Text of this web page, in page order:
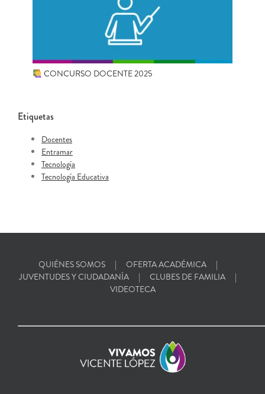
CONCURSO DOCENTE 2025
Etiquetas
Docentes
Entramar
Tecnología
Tecnología Educativa
QUIÉNES SOMOS
OFERTA ACADÉMICA
JUVENTUDES Y CIUDADANÍA
CLUBES DE FAMILIA
VIDEOTECA